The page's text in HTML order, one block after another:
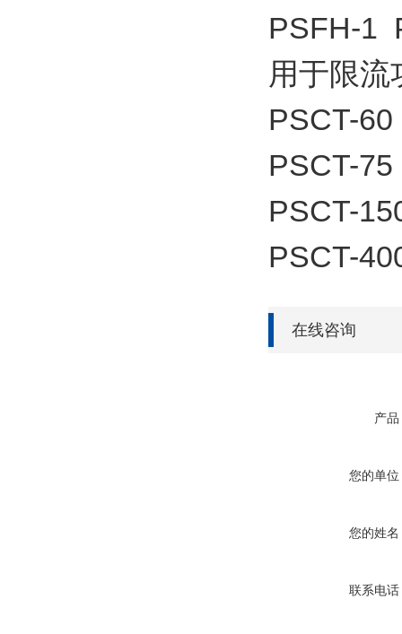
PSFH-1
用于限流
PSCT-
PSCT-
PSCT-
PSCT-
在线咨询
产品
您的单位
您的姓名
联系电话